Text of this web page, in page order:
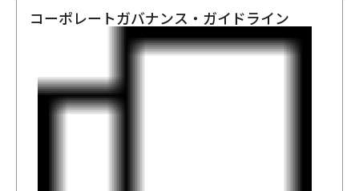
コーポレートガバナンス・ガイドライン